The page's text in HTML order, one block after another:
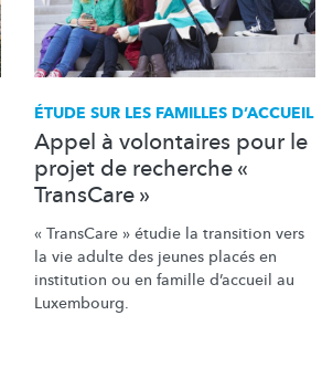
ÉTUDE SUR LES FAMILLES D’ACCUEIL
Appel à volontaires pour le
projet de recherche «
TransCare »
« TransCare » étudie la transition vers
la vie adulte des jeunes placés en
institution ou en famille d’accueil au
Luxembourg.